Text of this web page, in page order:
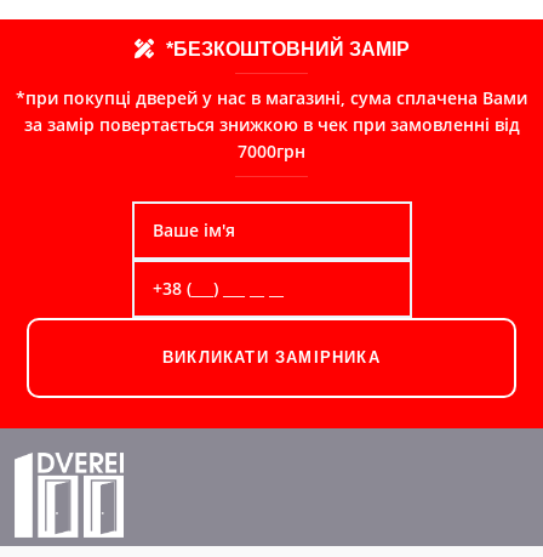
*БЕЗКОШТОВНИЙ ЗАМІР
*при покупці дверей у нас в магазині, сума сплачена Вами
за замір повертається знижкою в чек при замовленні від
7000грн
ВИКЛИКАТИ ЗАМІРНИКА